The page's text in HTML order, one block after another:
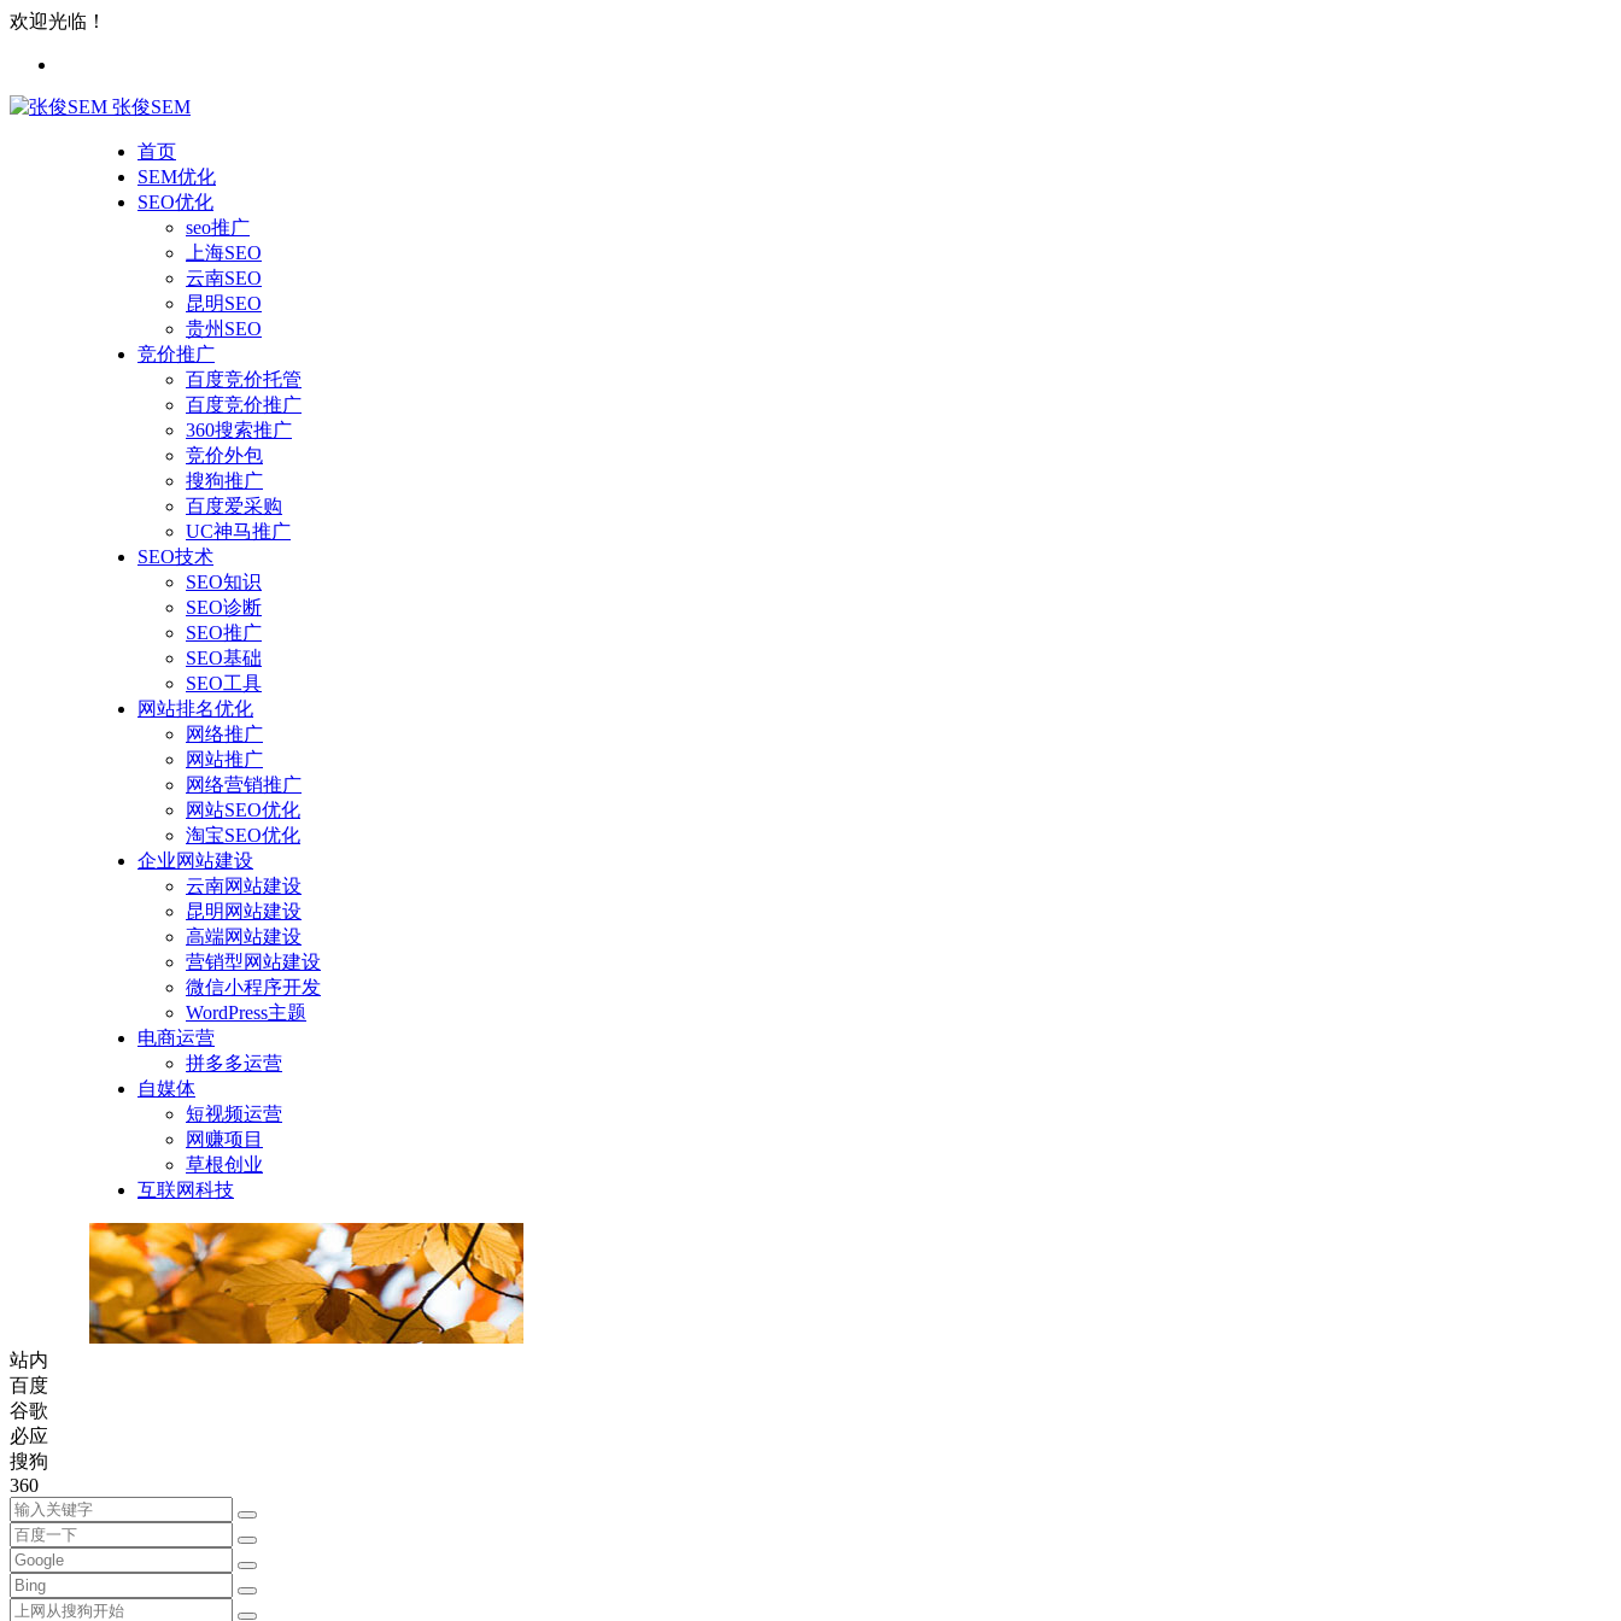
欢迎光临！
张俊SEM
首页
SEM优化
SEO优化
seo推广
上海SEO
云南SEO
昆明SEO
贵州SEO
竞价推广
百度竞价托管
百度竞价推广
360搜索推广
竞价外包
搜狗推广
百度爱采购
UC神马推广
SEO技术
SEO知识
SEO诊断
SEO推广
SEO基础
SEO工具
网站排名优化
网络推广
网站推广
网络营销推广
网站SEO优化
淘宝SEO优化
企业网站建设
云南网站建设
昆明网站建设
高端网站建设
营销型网站建设
微信小程序开发
WordPress主题
电商运营
拼多多运营
自媒体
短视频运营
网赚项目
草根创业
互联网科技
站内
百度
谷歌
必应
搜狗
360